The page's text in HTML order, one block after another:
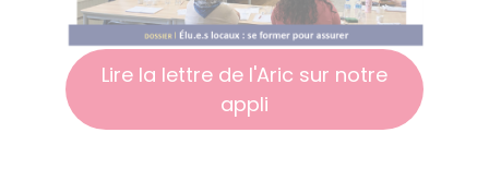
Lire la lettre de l'Aric sur notre
appli